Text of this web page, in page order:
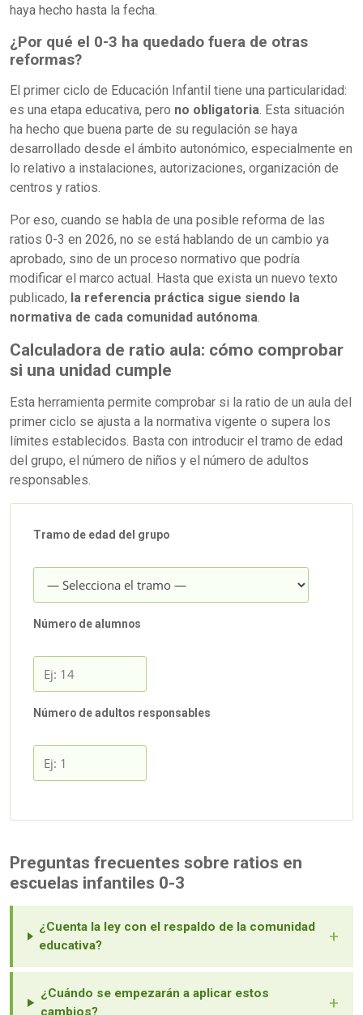
haya hecho hasta la fecha.
¿Por qué el 0-3 ha quedado fuera de otras
reformas?
El primer ciclo de Educación Infantil tiene una particularidad:
es una etapa educativa, pero no obligatoria. Esta situación
ha hecho que buena parte de su regulación se haya
desarrollado desde el ámbito autonómico, especialmente en
lo relativo a instalaciones, autorizaciones, organización de
centros y ratios.
Por eso, cuando se habla de una posible reforma de las
ratios 0-3 en 2026, no se está hablando de un cambio ya
aprobado, sino de un proceso normativo que podría
modificar el marco actual. Hasta que exista un nuevo texto
publicado, la referencia práctica sigue siendo la
normativa de cada comunidad autónoma.
Calculadora de ratio aula: cómo comprobar
si una unidad cumple
Esta herramienta permite comprobar si la ratio de un aula del
primer ciclo se ajusta a la normativa vigente o supera los
límites establecidos. Basta con introducir el tramo de edad
del grupo, el número de niños y el número de adultos
responsables.
Tramo de edad del grupo
Número de alumnos
Número de adultos responsables
Preguntas frecuentes sobre ratios en
escuelas infantiles 0-3
¿Cuenta la ley con el respaldo de la comunidad
educativa?
+
¿Cuándo se empezarán a aplicar estos
cambios?
+